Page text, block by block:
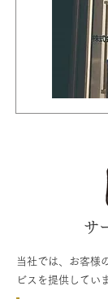
サ
当社では、お客様
ビスを提供してい